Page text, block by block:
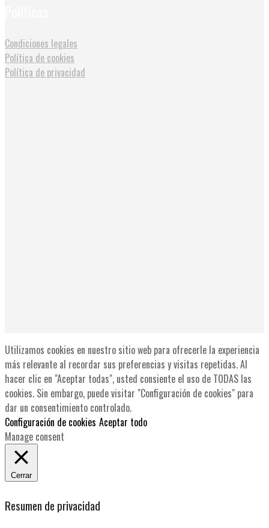
Condiciones legales
Política de cookies
Política de privacidad
Utilizamos cookies en nuestro sitio web para ofrecerle la experiencia
más relevante al recordar sus preferencias y visitas repetidas. Al
hacer clic en "Aceptar todas", usted consiente el uso de TODAS las
cookies. Sin embargo, puede visitar "Configuración de cookies" para
dar un consentimiento controlado.
Configuración de cookies Aceptar todo
Manage consent
Cerrar
Resumen de privacidad